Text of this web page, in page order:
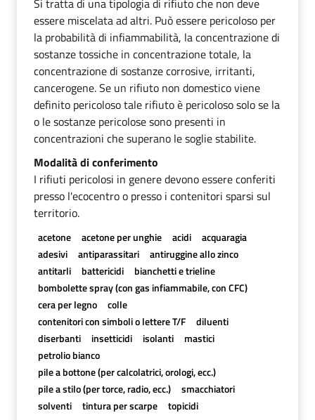
essere miscelata ad altri. Può essere pericoloso per
la probabilità di infiammabilità, la concentrazione di
sostanze tossiche in concentrazione totale, la
concentrazione di sostanze corrosive, irritanti,
cancerogene. Se un rifiuto non domestico viene
definito pericoloso tale rifiuto è pericoloso solo se la
o le sostanze pericolose sono presenti in
concentrazioni che superano le soglie stabilite.
Modalità di conferimento
I rifiuti pericolosi in genere devono essere conferiti
presso l'ecocentro o presso i contenitori sparsi sul
territorio.
acetone acetone per unghie acidi
acquaragia
adesivi
antiparassitari
antiruggine allo zinco
antitarli
battericidi
bianchetti e trieline
bombolette spray (con gas infiammabile, con CFC)
cera per legno
colle
contenitori con simboli o lettere T/F
diluenti
diserbanti
insetticidi isolanti
mastici
petrolio bianco
pile a bottone (per calcolatrici, orologi, ecc.)
pile a stilo (per torce, radio, ecc.)
smacchiatori
solventi
tintura per scarpe topicidi